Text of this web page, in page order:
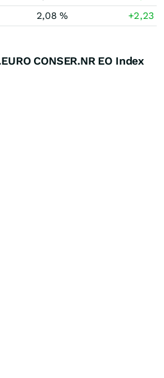
2,08 % +2,23
CONSER.NR EO Index